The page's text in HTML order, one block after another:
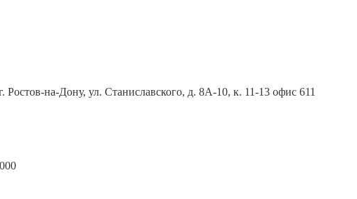
Ростов-на-Дону, ул. Станиславского, д. 8A-10, к. 11-13 офис 611